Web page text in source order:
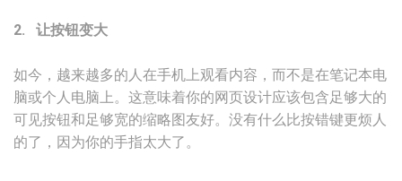
2. 让按钮变大
如今，越来越多的人在手机上观看内容，而不是在笔记本电
脑或个人电脑上。这意味着你的网页设计应该包含足够大的
可见按钮和足够宽的缩略图友好。没有什么比按错键更烦人
的了，因为你的手指太大了。